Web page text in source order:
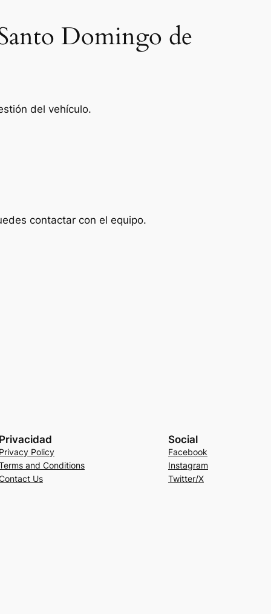
Domingo de
del vehículo.
contactar con el equipo.
Policy
and Conditions
Us
Social
Facebook
Instagram
Twitter/X